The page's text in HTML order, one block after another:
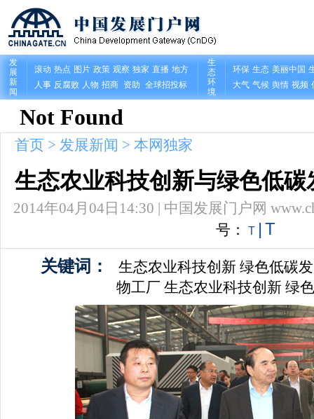
首页 > 发展新闻 > 本网独家
生态农业科技创新与绿色低
2014年04月04日14:30 | 中国发展门户网
号：
T | T
关键词：
生态农业科技创新 绿色低碳
物工厂 生态农业科技创新 绿